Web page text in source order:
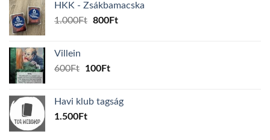
160Ft.150Ft.
HKK - Zsákbamacska
1.000Ft Original
800FtCurrent
Villein
600Ft
Original
600Ft.
100FtCurrent
100Ft.
Havi klub tagság
1.500Ft